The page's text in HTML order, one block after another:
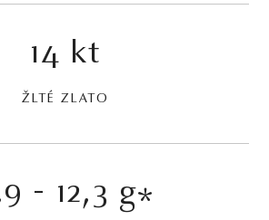
14 kt
ŽLTÉ ZLATO
- 12,3 g*